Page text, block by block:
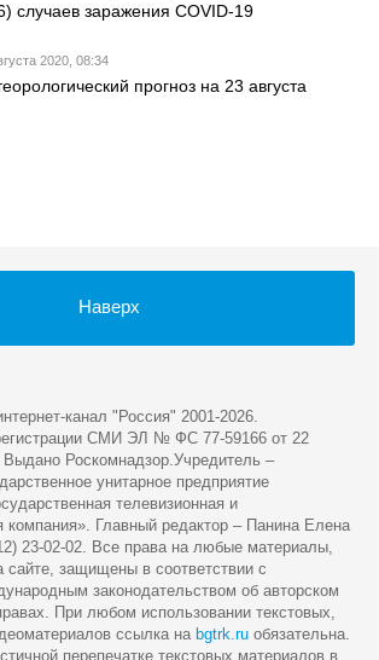
случаев заражения COVID-19
2020, 08:34
прогноз на 23 августа
Наверх
канал "Россия" 2001-2026.
СМИ ЭЛ № ФС 77-59166 от 22
Выдано Роскомнадзор.Учредитель –
унитарное предприятие
телевизионная и
компания». Главный редактор – Панина Елена
23-02-02. Все права на любые материалы,
сайте, защищены в соответствии с
законодательством об авторском
При любом использовании текстовых,
ссылка на bgtrk.ru обязательна.
перепечатке текстовых материалов в